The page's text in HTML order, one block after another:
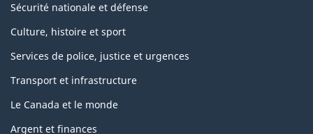
Sécurité nationale et défense
Culture, histoire et sport
Services de police, justice et urgences
Transport et infrastructure
Le Canada et le monde
Argent et finances